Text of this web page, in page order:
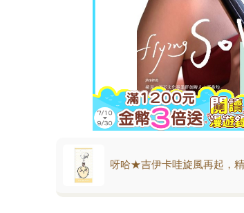
呀哈★吉伊卡哇旋風再起，